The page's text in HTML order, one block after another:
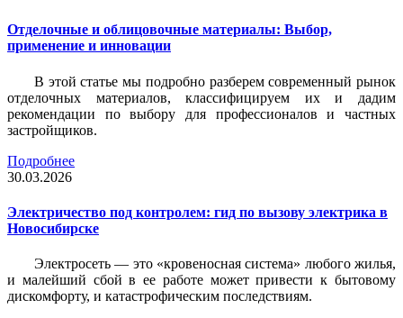
Отделочные и облицовочные материалы: Выбор,
применение и инновации
В этой статье мы подробно разберем современный рынок
отделочных материалов, классифицируем их и дадим
рекомендации по выбору для профессионалов и частных
застройщиков.
Подробнее
30.03.2026
Электричество под контролем: гид по вызову электрика в
Новосибирске
Электросеть — это «кровеносная система» любого жилья,
и малейший сбой в ее работе может привести к бытовому
дискомфорту, и катастрофическим последствиям.